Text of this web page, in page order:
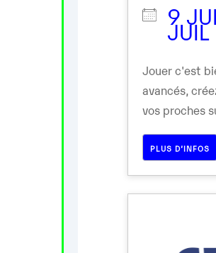
9
Jouer c'est
avancés,
vos proches
PLUS D’INFOS